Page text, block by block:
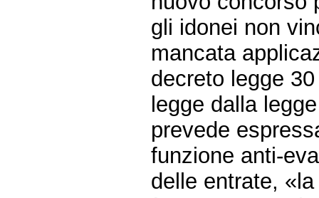
gli idonei non
mancata
decreto legge
legge dalla
prevede
funzione anti-
delle entrate,